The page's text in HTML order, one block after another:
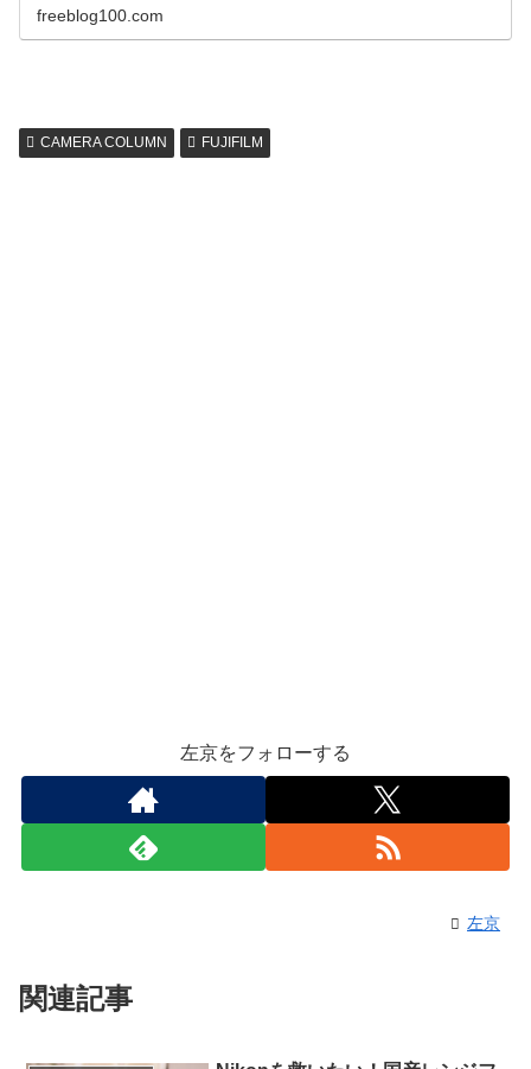
APS-Cセンサー搭載の高級コンパクトデジタルカメラ
freeblog100.com
CAMERA COLUMN FUJIFILM
左京をフォローする
左京
関連記事